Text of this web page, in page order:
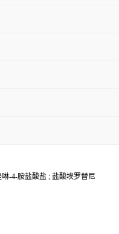
-4-胺盐酸盐 ; 盐酸埃罗替尼